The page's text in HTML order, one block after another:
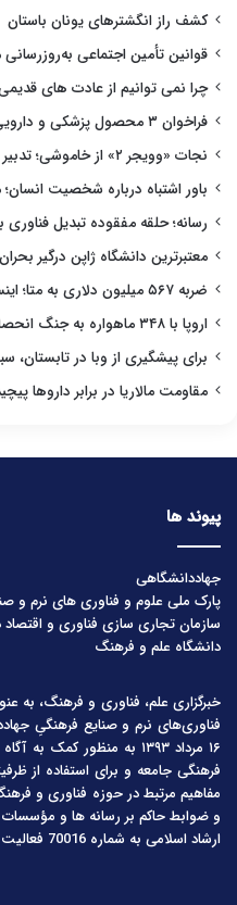
کشف راز انگشترهای یونان باستان
قوانین تأمین اجتماعی
چرا نمی توانیم از عادت های
فراخوان ۳ محصول پزشکی و دارویی به دلیل خطرهای کیفی و ایمنی
نجات «وویجر ۲» از خاموشی؛ تدبیر ناسا برای حفظ کاوشگر ۴۸ ساله
باور اشتباه درباره شخصیت
رسانه؛ حلقه مفقوده تبدیل
معتبرترین دانشگاه ژاپن درگیر
ضربه ۵۶۷ میلیون دلاری به متا؛ اینستاگرام زیر تیغ دادگاه
اروپا با ۳۴۸ ماهواره به جنگ انحصار استارلینک می‌رود
برای پیشگیری از وبا در
مقاومت مالاریا در برابر داروها
پیوند ها
جهاددانشگاهی
پارک ملی علوم و فناوری های نرم و
سازمان تجاری سازی فناوری و
دانشگاه علم و فرهنگ
خبرگزاری علم، فناوری و فرهنگ، به
فناوری‌های نرم و صنایع فرهنگیِ
۱۶ مرداد ۱۳۹۳ به منظور
فرهنگی جامعه و برای استفاده از
مفاهیم مرتبط در حوزه فناوری و
و ضوابط حاکم بر رسانه ها و
ارشاد اسلامی به شماره 70016 فعالیت خود را آغاز کرده است.